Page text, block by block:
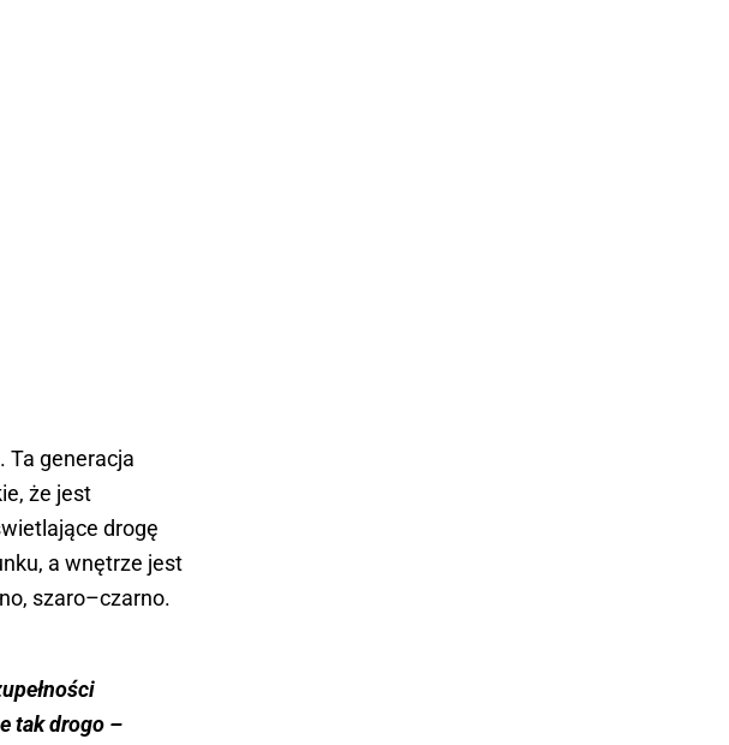
Ta generacja
że jest
drogę
a wnętrze jest
szaro–czarno.
tak drogo –